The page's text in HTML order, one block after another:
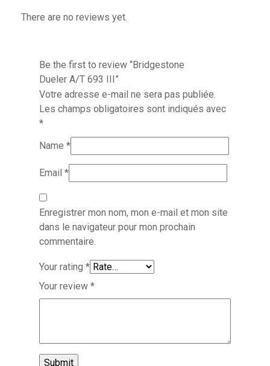
There are no reviews yet.
Be the first to review “Bridgestone
Dueler A/T 693 III”
Votre adresse e-mail ne sera pas publiée.
Les champs obligatoires sont indiqués avec
*
Name *
Email *
Enregistrer mon nom, mon e-mail et mon site
dans le navigateur pour mon prochain
commentaire.
Your rating *
Your review *